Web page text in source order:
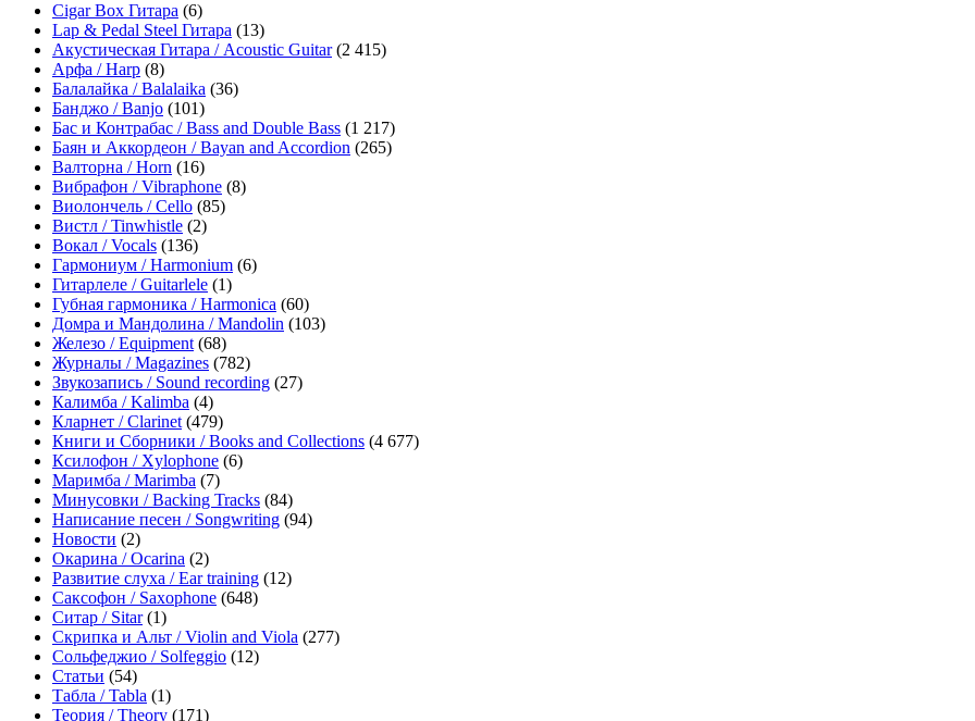
Cigar Box Гитара (6)
Lap & Pedal Steel Гитара (13)
Акустическая Гитара / Acoustic Guitar(2 415)
Арфа / Harp (8)
Балалайка / Balalaika (36)
Банджо / Banjo (101)
Бас и Контрабас / Bass and Double Bass (1 217)
Баян и Аккордеон / Bayan and Accordion (265)
Валторна / Horn (16)
Вибрафон / Vibraphone (8)
Виолончель / Cello (85)
Вистл / Tinwhistle (2)
Вокал / Vocals (136)
Гармониум / Harmonium (6)
Гитарлеле / Guitarlele (1)
Губная гармоника / Harmonica (60)
Домра и Мандолина / Mandolin (103)
Железо / Equipment (68)
Журналы / Magazines (782)
Звукозапись / Sound recording (27)
Калимба / Kalimba (4)
Кларнет / Clarinet (479)
Книги и Сборники / Books and Collections (4 677)
Ксилофон / Xylophone (6)
Маримба / Marimba (7)
Минусовки / Backing Tracks (84)
Написание песен / Songwriting (94)
Новости (2)
Окарина / Ocarina (2)
Развитие слуха / Ear training (12)
Саксофон / Saxophone (648)
Ситар / Sitar(1)
Скрипка и Альт / Violin and Viola (277)
Сольфеджио / Solfeggio (12)
Статьи (54)
Табла / Tabla (1)
Теория / Theory (171)